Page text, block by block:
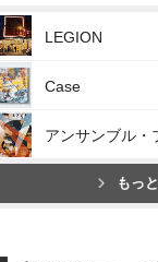
LEGION
Case
アンサンブル・
もっ